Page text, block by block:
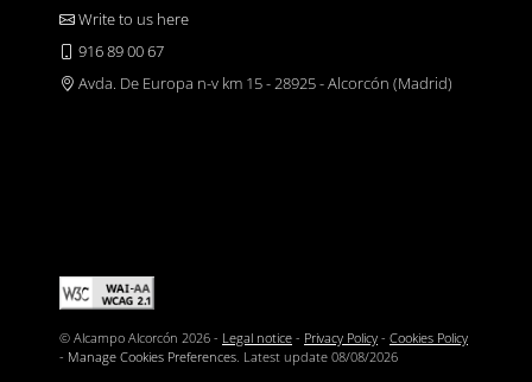
Write to us here
916 89 00 67
Avda. De Europa n-v km 15 - 28925 - Alcorcón (Madrid)
© Alcampo Alcorcón 2026 - Legal notice - Privacy Policy - Cookies Policy
- Manage Cookies Preferences. Latest update 08/08/2026